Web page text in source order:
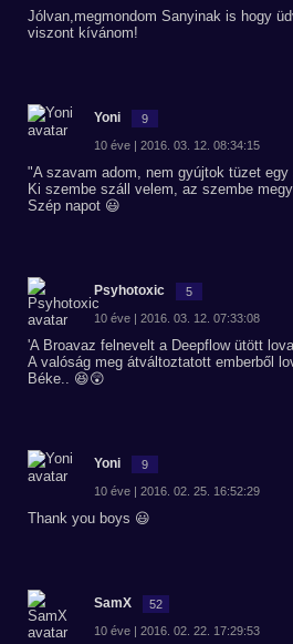
Jólvan,megmondom Sanyinak is hogy
viszont kívánom!
Yoni 9
10 éve | 2016. 03. 12. 08:34:15
"A szavam adom, nem gyújtok tüzet egy
Ki szembe száll velem, az szembe
Szép napot 😃
Psyhotoxic 5
10 éve | 2016. 03. 12. 07:33:08
'A Broavaz felnevelt a Deepflow ütött
A valóság meg átváltoztatott emberből
Béke.. 😆😲
Yoni 9
10 éve | 2016. 02. 25. 16:52:29
Thank you boys 😃
SamX 52
10 éve | 2016. 02. 22. 17:29:53